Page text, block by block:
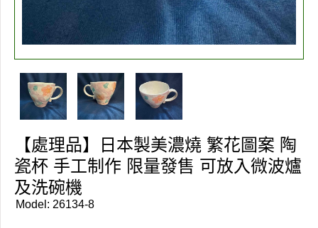
【處理品】日本製美濃燒 繁花圖案 陶
瓷杯 手工制作 限量發售 可放入微波爐
及洗碗機
Model: 26134-8